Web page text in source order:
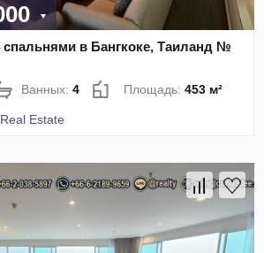
в Бангкоке, Таиланд №
Ванных:4 Площадь:453 м²
Estate